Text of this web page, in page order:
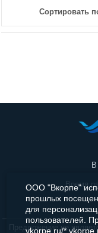
Сортировать
Время
Предложение не
Игровые приставки
Панели управленя
ООО "Вкорпе"
прошлых
для
пользователей.
vkorpe.ru/